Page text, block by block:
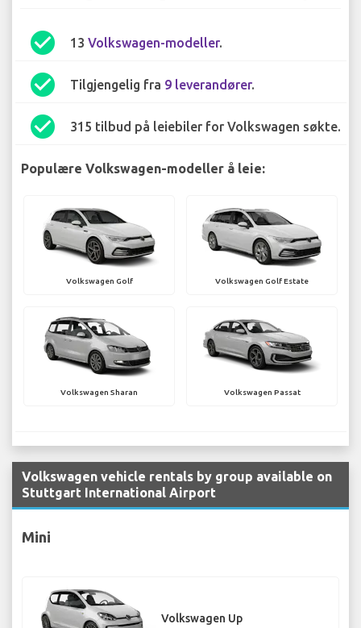
check_circle 13 Volkswagen-modeller.
check_circle Tilgjengelig fra 9 leverandører.
check_circle 315 tilbud på leiebiler for Volkswagen søkte.
Populære Volkswagen-modeller å leie:
Volkswagen Golf Volkswagen Golf Estate
Volkswagen Sharan Volkswagen Passat
Volkswagen vehicle rentals by group available on
Stuttgart International Airport
Mini
Volkswagen Up